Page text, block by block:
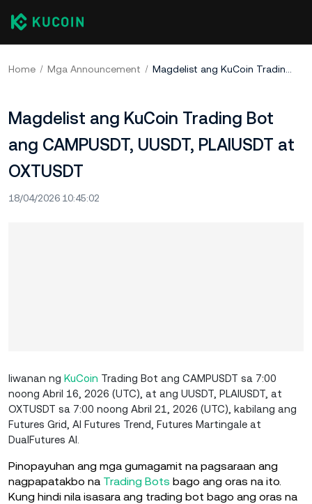
Home Mga Announcement Magdelist ang KuCoin Trading Bot ang CAMPUSDT, UUSDT, PLAIUSDT at OXTUSDT
Magdelist ang KuCoin Trading Bot
ang CAMPUSDT, UUSDT, PLAIUSDT at
OXTUSDT
18/04/2026 10:45:02
Iiwanan ng KuCoin Trading Bot ang CAMPUSDT sa 7:00
noong Abril 16, 2026 (UTC), at ang UUSDT, PLAIUSDT, at
OXTUSDT sa 7:00 noong Abril 21, 2026 (UTC), kabilang ang
Futures Grid, AI Futures Trend, Futures Martingale at
DualFutures AI.
Pinopayuhan ang mga gumagamit na pagsaraan ang
nagpapatakbo na Trading Bots bago ang oras na ito.
Kung hindi nila isasara ang trading bot bago ang oras na